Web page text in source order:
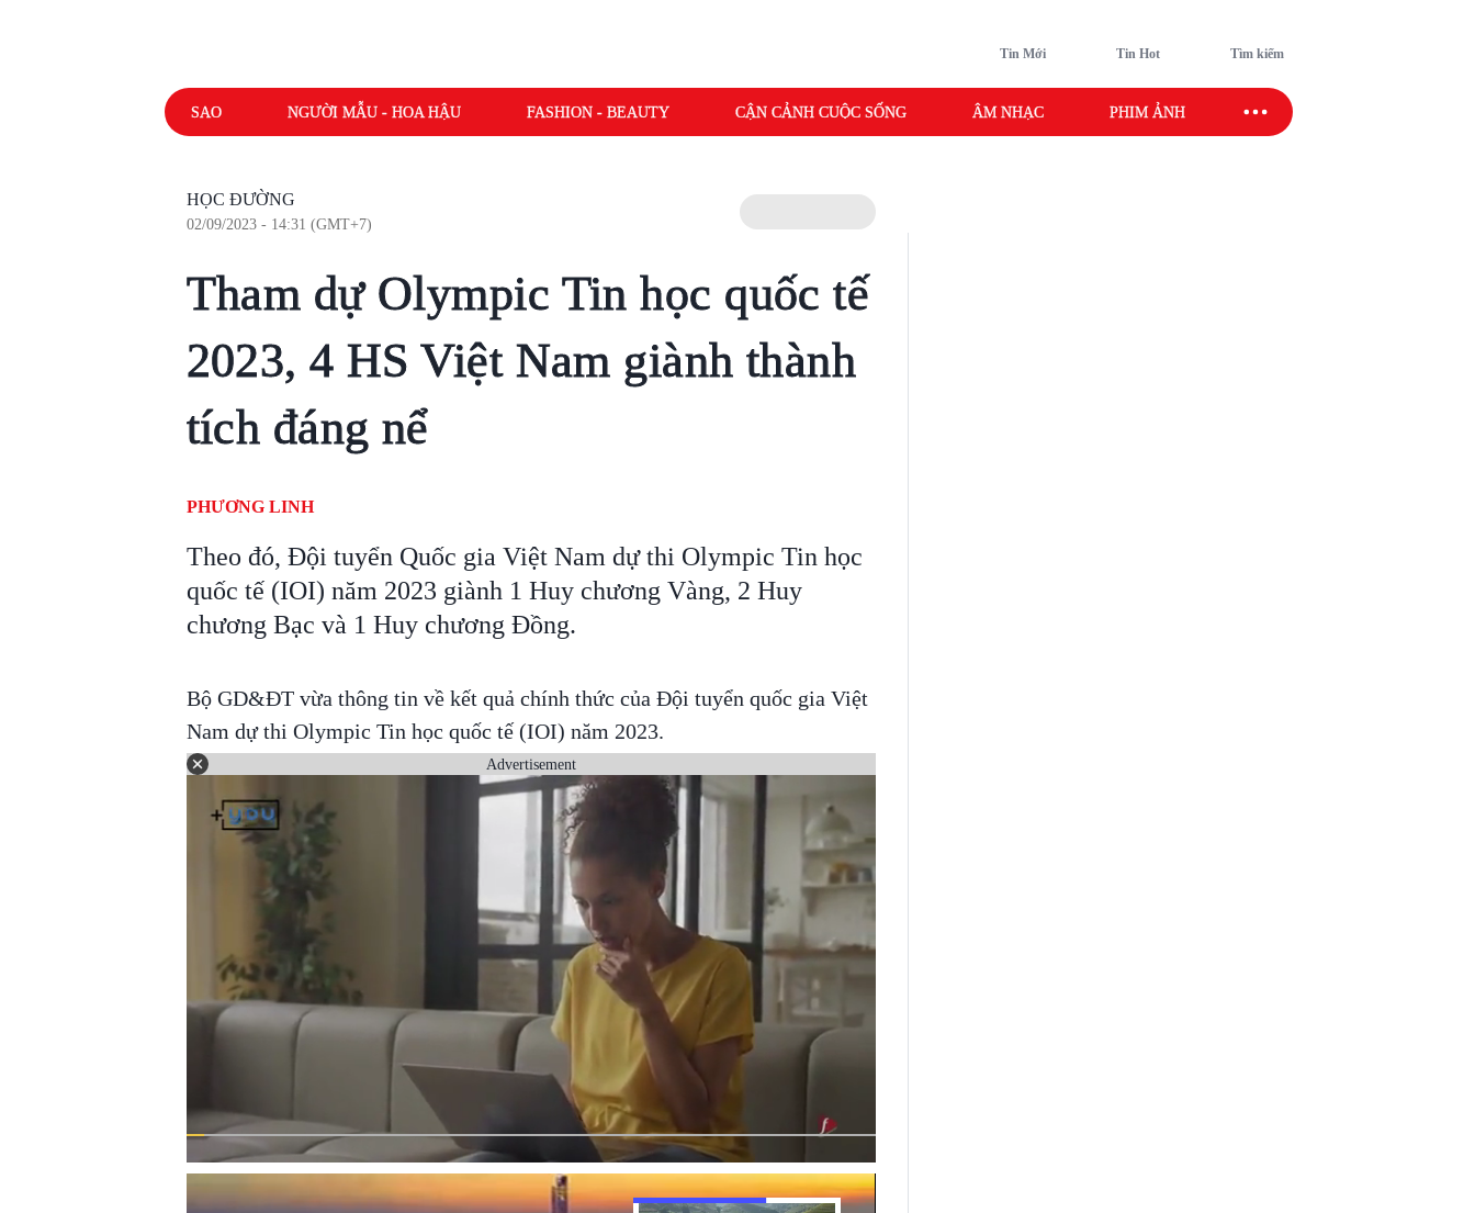
Tin Mới Tin Hot Tìm kiếm
SAO NGƯỜI MẪU - HOA HẬU FASHION - BEAUTY CẬN CẢNH CUỘC SỐNG ÂM NHẠC PHIM ẢNH SAO SPORT
HỌC ĐƯỜNG
02/09/2023 - 14:31 (GMT+7)
Tham dự Olympic Tin học quốc tế
2023, 4 HS Việt Nam giành thành
tích đáng nể
PHƯƠNG LINH
Theo đó, Đội tuyển Quốc gia Việt Nam dự thi Olympic Tin học
quốc tế (IOI) năm 2023 giành 1 Huy chương Vàng, 2 Huy
chương Bạc và 1 Huy chương Đồng.
Bộ GD&ĐT vừa thông tin về kết quả chính thức của Đội tuyển quốc gia Việt
Nam dự thi Olympic Tin học quốc tế (IOI) năm 2023.
Advertisement